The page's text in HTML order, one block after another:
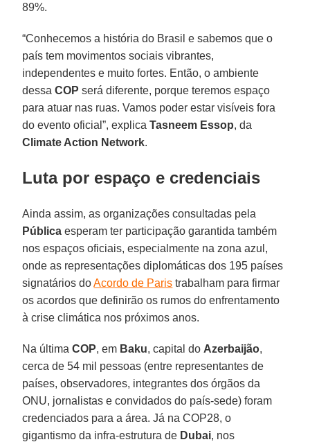
89%.
“Conhecemos a história do Brasil e sabemos que o
país tem movimentos sociais vibrantes,
independentes e muito fortes. Então, o ambiente
dessaCOP será diferente, porque teremos espaço
para atuar nas ruas. Vamos poder estar visíveis fora
do evento oficial”, explicaTasneem Essop, da
Climate Action Network.
Luta por espaço e credenciais
Ainda assim, as organizações consultadas pela
Pública esperam ter participação garantida também
nos espaços oficiais, especialmente na zona azul,
onde as representações diplomáticas dos 195 países
signatários doAcordo de Paris trabalham para firmar
os acordos que definirão os rumos do enfrentamento
à crise climática nos próximos anos.
Na últimaCOP, em Baku, capital do Azerbaijão,
cerca de 54 mil pessoas (entre representantes de
países, observadores, integrantes dos órgãos da
ONU, jornalistas e convidados do país-sede) foram
credenciados para a área. Já na COP28, o
gigantismo da infra-estrutura de Dubai, nos